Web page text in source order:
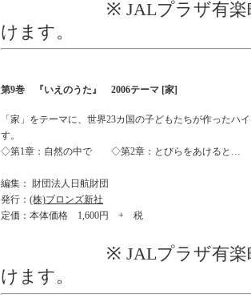
※ JALプラザ有楽町、
けます。
第9巻 『いえのうた』 2006テーマ [家]
「家」をテーマに、世界23カ国の子どもたちが作ったハ
す。
◇第1章：自然の中で ◇第2章：とびらをあけると…
編集： 財団法人日航財団
発行： (株)ブロンズ新社
定価：本体価格 1,600円 + 税
※ JALプラザ有楽町、
けます。